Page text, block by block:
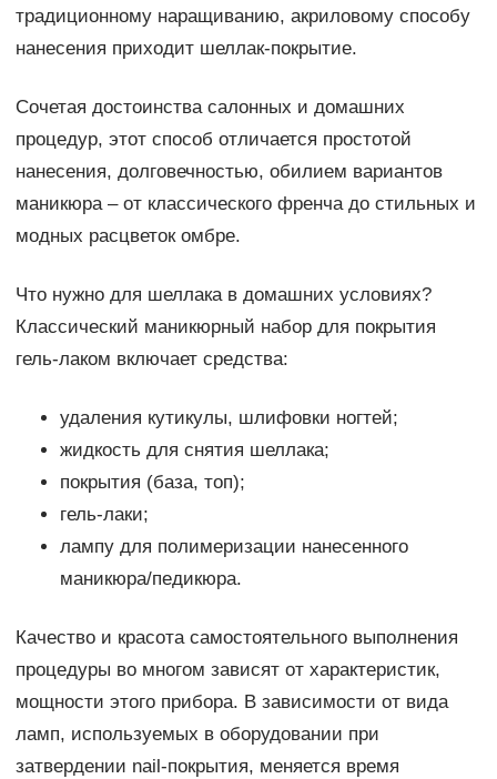
традиционному наращиванию, акриловому способу
нанесения приходит шеллак-покрытие.
Сочетая достоинства салонных и домашних
процедур, этот способ отличается простотой
нанесения, долговечностью, обилием вариантов
маникюра – от классического френча до стильных и
модных расцветок омбре.
Что нужно для шеллака в домашних условиях?
Классический маникюрный набор для покрытия
гель-лаком включает средства:
удаления кутикулы, шлифовки ногтей;
жидкость для снятия шеллака;
покрытия (база, топ);
гель-лаки;
лампу для полимеризации нанесенного
маникюра/педикюра.
Качество и красота самостоятельного выполнения
процедуры во многом зависят от характеристик,
мощности этого прибора. В зависимости от вида
ламп, используемых в оборудовании при
затвердении nail-покрытия, меняется время